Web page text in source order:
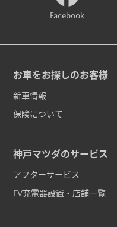
Facebook
お車をお探しのお客様
新車情報
保険について
神戸マツダのサービス
アフターサービス
EV充電器設置・店舗一覧